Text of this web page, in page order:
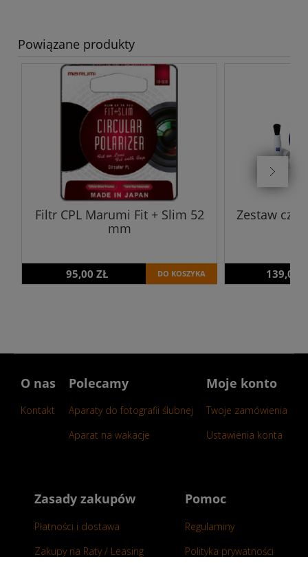
Powiązane produkty
Filtr CPL Marumi Fit + Slim 52
mm
95,00 ZŁ DO KOSZYKA
Zestaw
139,00
O nas
Kontakt
Polecamy
Aparaty do fotografii ślubnej
Aparat na wakacje
Moje konto
Twoje zamówienia
Ustawienia konta
Zasady zakupów
Płatności i dostawa
Zakupy na Raty / Leasing
Pomoc
Regulaminy
Polityka prywatności